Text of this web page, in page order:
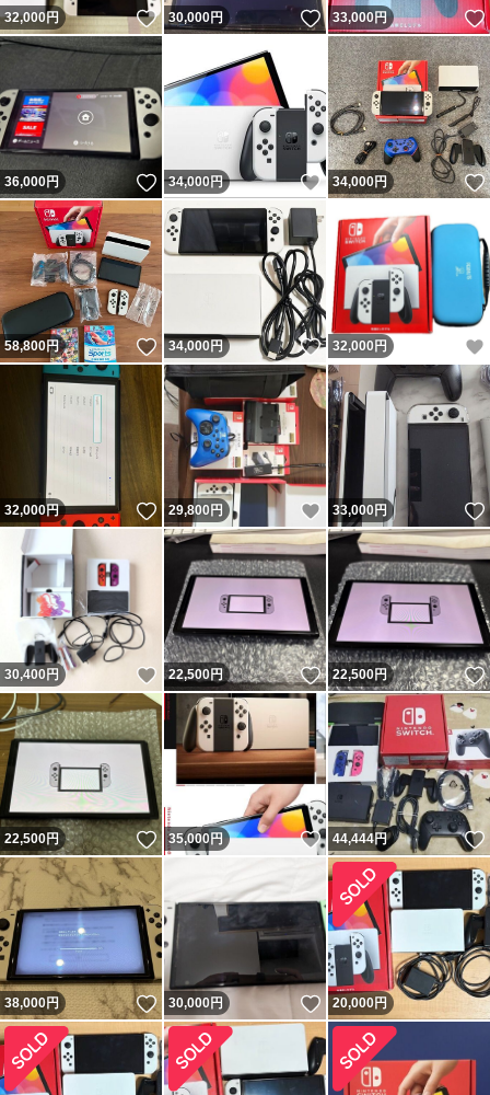
32,000円 いいね！
30,000円 いいね！
33,000円
36,000円 いいね！
34,000円 いいね！
34,000円
58,800円 いいね！
34,000円 いいね！
32,000 円
32,000円 いいね！
29,800 円 いいね！
33,000円
30,400円 いいね！
22,500円 いいね！
22,500円
22,500円 いいね！
35,000円 いいね！
44,444円
38,000円 いいね！
30,000円 いいね！
20,000円